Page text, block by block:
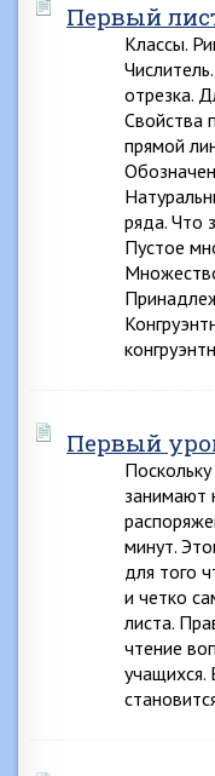
Первый
Классы.
отрезка.
Свойства
прямой
ряда. Что
Пустое
Первый
занимают
минут.
для того
и четко
листа.
чтение
учащихся.